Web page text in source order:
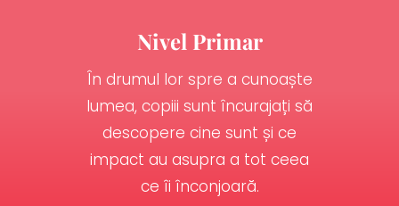
Nivel Primar
În drumul lor spre a cunoaște
lumea, copiii sunt încurajați să
descopere cine sunt și ce
impact au asupra a tot ceea
ce îi înconjoară.